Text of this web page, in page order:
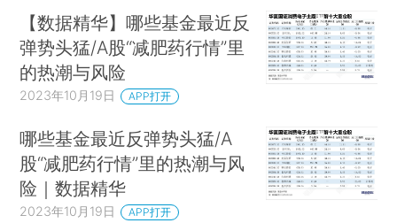
【数据精华】哪些基金最近反
弹势头猛/A股“减肥药行情”里
的热潮与风险
2023年10月19日 APP打开
哪些基金最近反弹势头猛/A
股“减肥药行情”里的热潮与风
险｜数据精华
2023年10月19日 APP打开